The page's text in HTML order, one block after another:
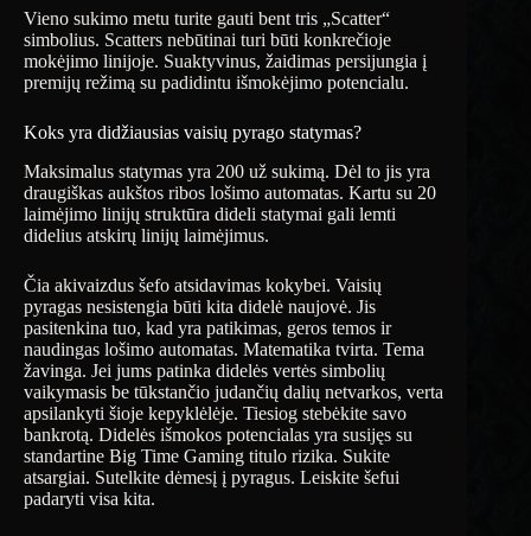
Vieno sukimo metu turite gauti bent tris „Scatter“
simbolius. Scatters nebūtinai turi būti konkrečioje
mokėjimo linijoje. Suaktyvinus, žaidimas persijungia į
premijų režimą su padidintu išmokėjimo potencialu.
Koks yra didžiausias vaisių pyrago statymas?
Maksimalus statymas yra 200 už sukimą. Dėl to jis yra
draugiškas aukštos ribos lošimo automatas. Kartu su 20
laimėjimo linijų struktūra dideli statymai gali lemti
didelius atskirų linijų laimėjimus.
Čia akivaizdus šefo atsidavimas kokybei. Vaisių
pyragas nesistengia būti kita didelė naujovė. Jis
pasitenkina tuo, kad yra patikimas, geros temos ir
naudingas lošimo automatas. Matematika tvirta. Tema
žavinga. Jei jums patinka didelės vertės simbolių
vaikymasis be tūkstančio judančių dalių netvarkos, verta
apsilankyti šioje kepyklėlėje. Tiesiog stebėkite savo
bankrotą. Didelės išmokos potencialas yra susijęs su
standartine Big Time Gaming titulo rizika. Sukite
atsargiai. Sutelkite dėmesį į pyragus. Leiskite šefui
padaryti visa kita.